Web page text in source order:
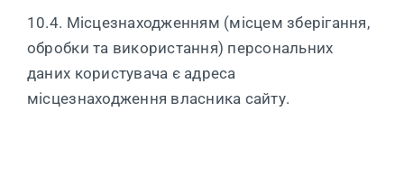
10.4. Місцезнаходженням (місцем зберігання,
обробки та використання) персональних
даних користувача є адреса
місцезнаходження власника сайту.